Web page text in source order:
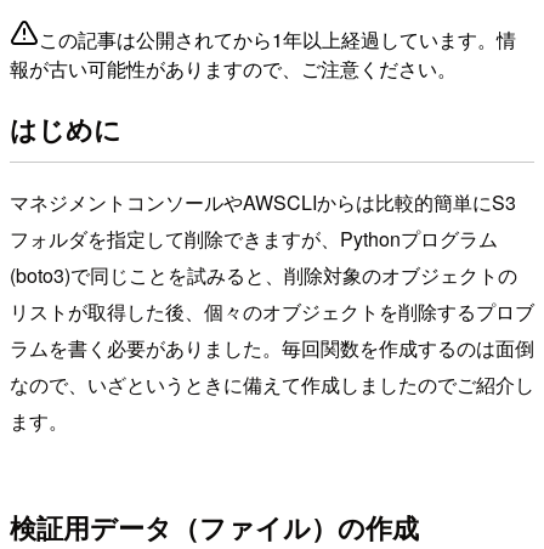
この記事は公開されてから1年以上経過しています。情
報が古い可能性がありますので、ご注意ください。
はじめに
マネジメントコンソールやAWSCLIからは比較的簡単にS3
フォルダを指定して削除できますが、Pythonプログラム
(boto3)で同じことを試みると、削除対象のオブジェクトの
リストが取得した後、個々のオブジェクトを削除するプロブ
ラムを書く必要がありました。毎回関数を作成するのは面倒
なので、いざというときに備えて作成しましたのでご紹介し
ます。
検証用データ（ファイル）の作成